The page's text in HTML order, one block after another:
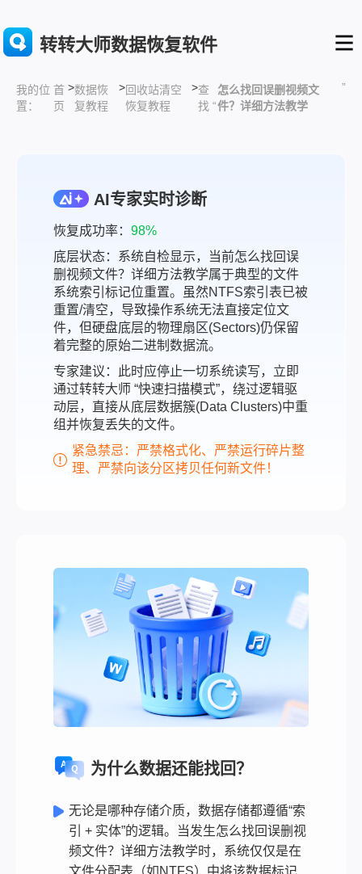
转转大师数据恢复软件
我的位
置：
首
页
>数据恢
复教程
>回收站清空
恢复教程
>查
找 “
怎么找回误删视频文
件？详细方法教学
”
AI专家实时诊断
恢复成功率： 98%
底层状态：系统自检显示，当前怎么找回误
删视频文件？详细方法教学属于典型的文件
系统索引标记位重置。虽然NTFS索引表已被
重置/清空，导致操作系统无法直接定位文
件，但硬盘底层的物理扇区(Sectors)仍保留
着完整的原始二进制数据流。
专家建议：此时应停止一切系统读写，立即
通过转转大师 “快速扫描模式”，绕过逻辑驱
动层，直接从底层数据簇(Data Clusters)中重
组并恢复丢失的文件。
紧急禁忌：严禁格式化、严禁运行碎片整
理、严禁向该分区拷贝任何新文件！
为什么数据还能找回？
无论是哪种存储介质，数据存储都遵循“索
引 + 实体”的逻辑。当发生怎么找回误删视
频文件？详细方法教学时，系统仅仅是在
文件分配表（如NTFS）中将该数据标记